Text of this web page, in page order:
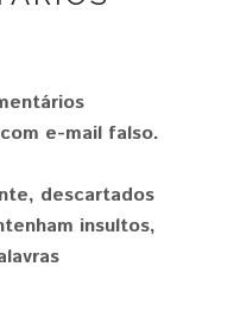
e-mail falso.
descartados
insultos,